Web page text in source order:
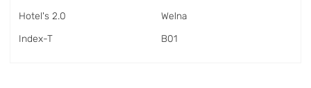
Hotel's 2.0
Index-T
Welna
В01